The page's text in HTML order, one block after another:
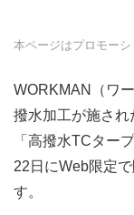
本ページはプロモー
WORKMAN（ワ
撥水加工が施さ
「高撥水TCター
22日にWeb限定
す。